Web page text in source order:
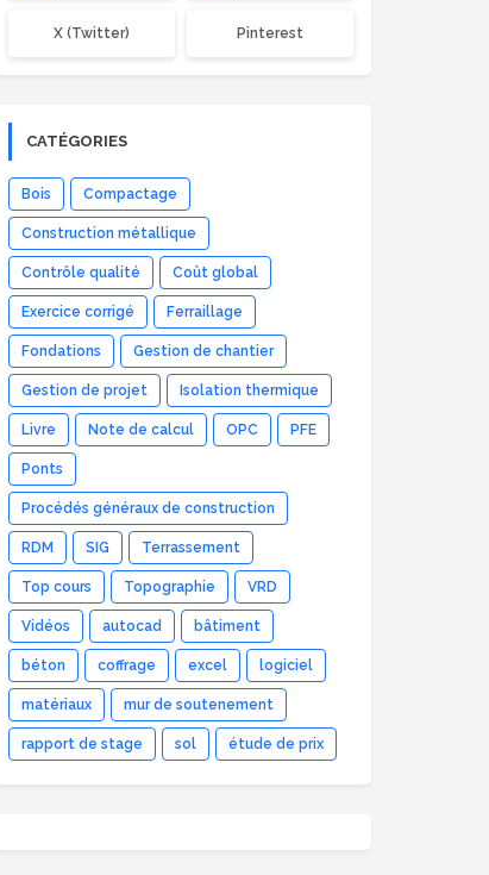
X (Twitter) Pinterest
CATÉGORIES
Bois Compactage
Construction métallique
Contrôle qualité Coût global
Exercice corrigé Ferraillage
Fondations Gestion de chantier
Gestion de projet Isolation thermique
Livre Note de calcul OPC PFE
Ponts
Procédés généraux de construction
RDM SIG Terrassement
Top cours Topographie VRD
Vidéos autocad bâtiment
béton coffrage excel logiciel
matériaux mur de soutenement
rapport de stage sol étude de prix